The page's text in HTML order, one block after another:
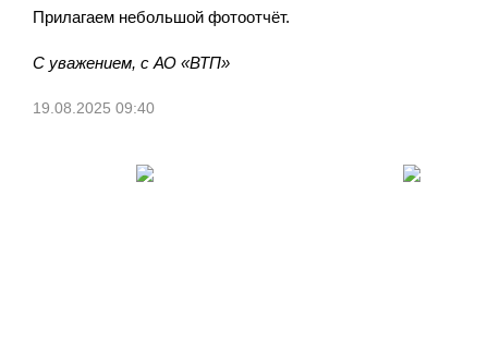
Прилагаем небольшой фотоотчёт.
С уважением, с АО «ВТП»
19.08.2025 09:40